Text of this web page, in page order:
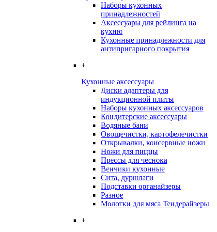
Наборы кухонных
принадлежностей
Аксессуары для рейлинга на
кухню
Кухонные принадлежности для
антипригарного покрытия
+
Кухонные аксессуары
Диски адаптеры для
индукционной плиты
Наборы кухонных аксессуаров
Кондитерские аксессуары
Водяные бани
Овощечистки, картофелечистки
Открывалки, консервные ножи
Ножи для пиццы
Прессы для чеснока
Венчики кухонные
Сита, дуршлаги
Подставки органайзеры
Разное
Молотки для мяса Тендерайзеры
+